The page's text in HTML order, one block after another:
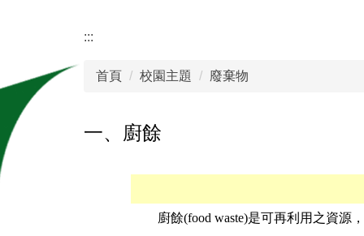
:::
首頁 校園主題 廢棄物
一、廚餘
廚餘(food waste)是可再利用之資源，